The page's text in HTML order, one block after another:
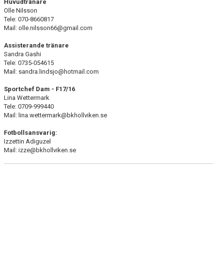
FUTSAL
KONTAKT
Huvudtränare
Olle Nilsson
Tele: 070-8660817
Mail: olle.nilsson66@gmail.com
Assisterande tränare
Sandra Gashi
Tele: 0735-054615
Mail: sandra.lindsjo@hotmail.com
Sportchef Dam - F17/16
Lina Wettermark
Tele: 0709-999440
Mail: lina.wettermark@bkhollviken.se
Fotbollsansvarig:
Izzettin Adiguzel
Mail: izze@bkhollviken.se